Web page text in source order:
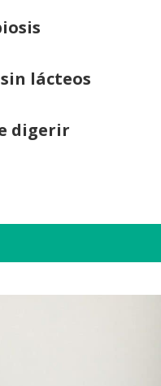
lácteos
digerir